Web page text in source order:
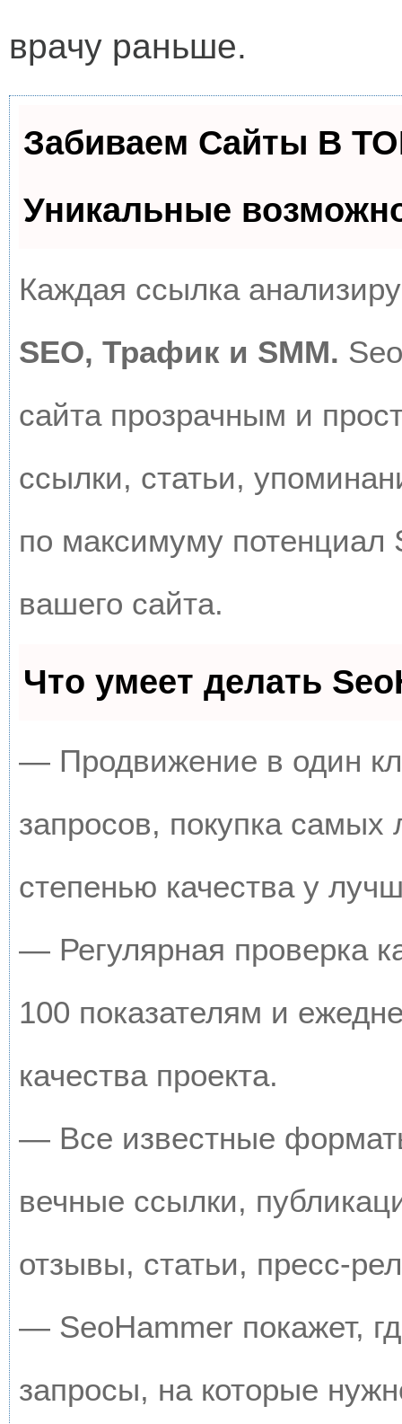
врачу раньше.
Забиваем Сайты В
Уникальные
Каждая ссылка
SEO, Трафик и SMM.
сайта прозрачным и
ссылки, статьи,
по максимуму потенциал
вашего сайта.
Что умеет делать
— Продвижение в один
запросов, покупка
степенью качества у
— Регулярная проверка
100 показателям и
качества проекта.
— Все известные
вечные ссылки,
отзывы, статьи, пресс-
— SeoHammer покажет,
запросы, на которые